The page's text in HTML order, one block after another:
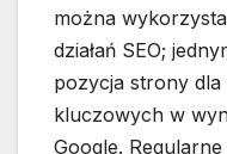
można
działań SEO;
pozycja strony
kluczowych w
Google.